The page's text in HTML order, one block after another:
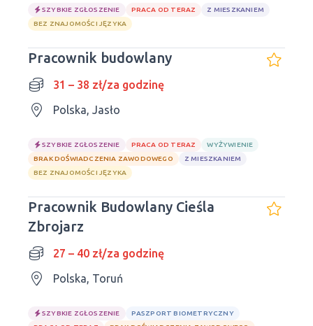
SZYBKIE ZGŁOSZENIE PRACA OD TERAZ
Z MIESZKANIEM
BEZ ZNAJOMOŚCI JĘZYKA
Pracownik budowlany
31 – 38 zł/za godzinę
Polska, Jasło
SZYBKIE ZGŁOSZENIE PRACA OD TERAZ
WYŻYWIENIE
BRAK DOŚWIADCZENIA ZAWODOWEGO
Z MIESZKANIEM
BEZ ZNAJOMOŚCI JĘZYKA
Pracownik Budowlany Cieśla
Zbrojarz
27 – 40 zł/za godzinę
Polska, Toruń
SZYBKIE ZGŁOSZENIE
PASZPORT BIOMETRYCZNY